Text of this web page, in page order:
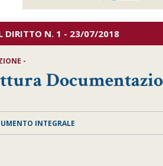
DIRITTO N. 1 - 23/07/2018
-
INTEGRALE